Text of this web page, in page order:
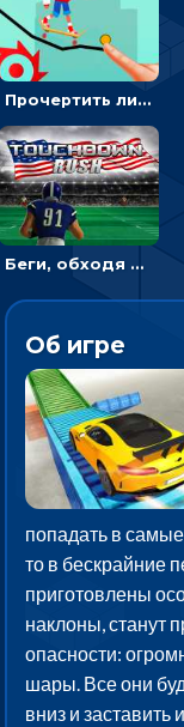
Прочертить линию, чтобы проехать на скейте, через преграды к финишу - для мальчиков
Беги, обходя соперников и собирай бонусы - американский футбол
Об игре
попадать в
то в бескрайние
приготовлены
наклоны, станут
опасности:
шары. Все они
вниз и заставить